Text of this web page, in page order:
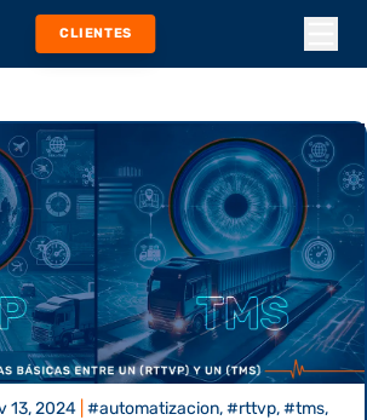
CLIENTES
13, 2024 #automatizacion, #rttvp, #tms,